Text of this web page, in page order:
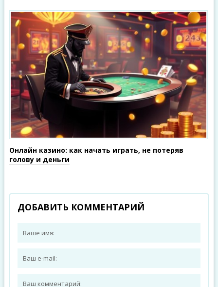
Онлайн казино: как начать играть, не потеряв
голову и деньги
ДОБАВИТЬ КОММЕНТАРИЙ